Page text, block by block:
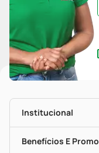
Institucional
Nossas Lojas
Benefícios E